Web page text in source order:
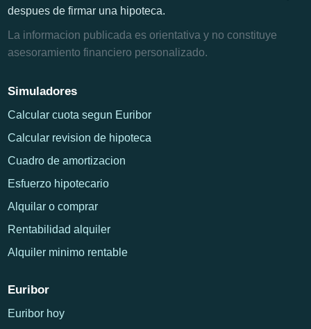
despues de firmar una hipoteca.
La informacion publicada es orientativa y no constituye
asesoramiento financiero personalizado.
Simuladores
Calcular cuota segun Euribor
Calcular revision de hipoteca
Cuadro de amortizacion
Esfuerzo hipotecario
Alquilar o comprar
Rentabilidad alquiler
Alquiler minimo rentable
Euribor
Euribor hoy